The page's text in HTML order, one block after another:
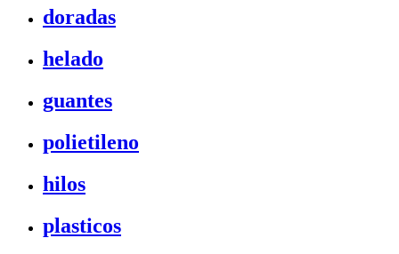
doradas
helado
guantes
polietileno
hilos
plasticos